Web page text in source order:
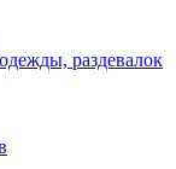
раздевалок